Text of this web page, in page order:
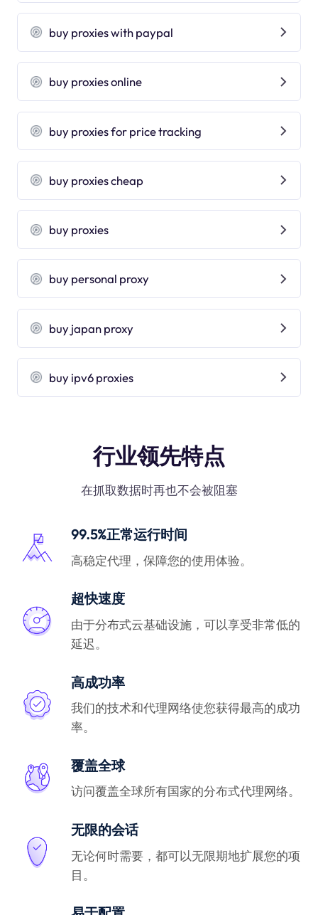
buy proxies with paypal
buy proxies online
buy proxies for price tracking
buy proxies cheap
buy proxies
buy personal proxy
buy japan proxy
buy ipv6 proxies
行业领先特点
在抓取数据时再也不会被阻塞
99.5%正常运行时间
高稳定代理，保障您的使用体验。
超快速度
由于分布式云基础设施，可以享受非常低的
延迟。
高成功率
我们的技术和代理网络使您获得最高的成功
率。
覆盖全球
访问覆盖全球所有国家的分布式代理网络。
无限的会话
无论何时需要，都可以无限期地扩展您的项
目。